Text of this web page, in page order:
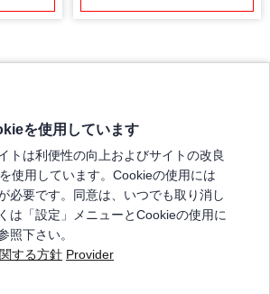
せ
を使用しています
トは利便性の向上およびサイトの改良
使用しています。Cookieの使用には
必要です。同意は、いつでも取り消し
は「設定」メニューとCookieの使用に
照下さい。
する方針 Provider